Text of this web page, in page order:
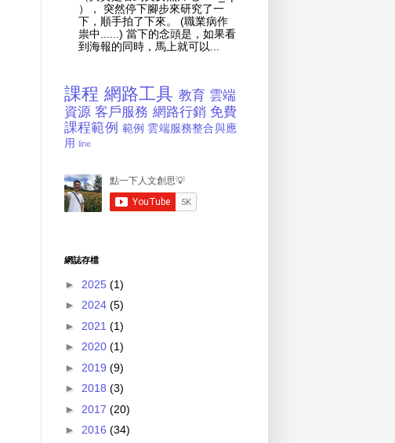
）， 突然停下腳步來研究了一
下，順手拍了下來。 (職業病作
祟中......) 當下的念頭是，如果看
到海報的同時，馬上就可以...
課程 網路工具 教育 雲端
資源 客戶服務 網路行銷 免費
課程範例 範例 雲端服務整合與應
用 line
網誌存檔
► 2025 (1)
► 2024 (5)
► 2021 (1)
► 2020 (1)
► 2019 (9)
► 2018 (3)
► 2017 (20)
► 2016 (34)